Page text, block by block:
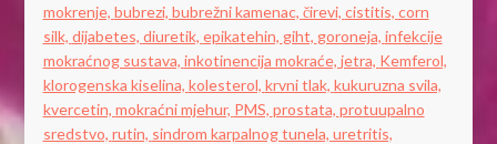
mokrenje, bubrezi, bubrežni kamenac, čirevi, cistitis, corn
silk, dijabetes, diuretik, epikatehin, giht, goroneja, infekcije
mokraćnog sustava, inkotinencija mokraće, jetra, Kemferol,
klorogenska kiselina, kolesterol, krvni tlak, kukuruzna svila,
kvercetin, mokraćni mjehur, PMS, prostata, protuupalno
sredstvo, rutin, sindrom karpalnog tunela, uretritis,